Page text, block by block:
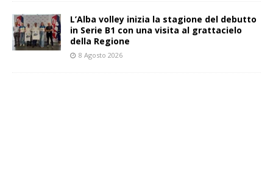
L’Alba volley inizia la stagione del debutto
in Serie B1 con una visita al grattacielo
della Regione
8 Agosto 2026